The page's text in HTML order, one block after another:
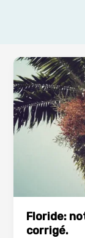
Floride:
corrigé.